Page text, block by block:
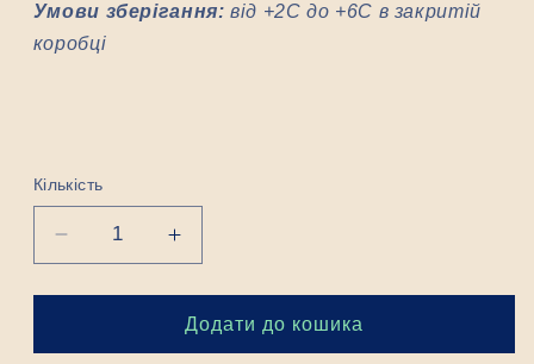
Умови зберігання:від +2С до +6С в закритій
коробці
Кількість
Знизити
кількість
для
«Червоний
Підвищити
кількість
для
Чизкейк
«Червоний
Додати до кошика